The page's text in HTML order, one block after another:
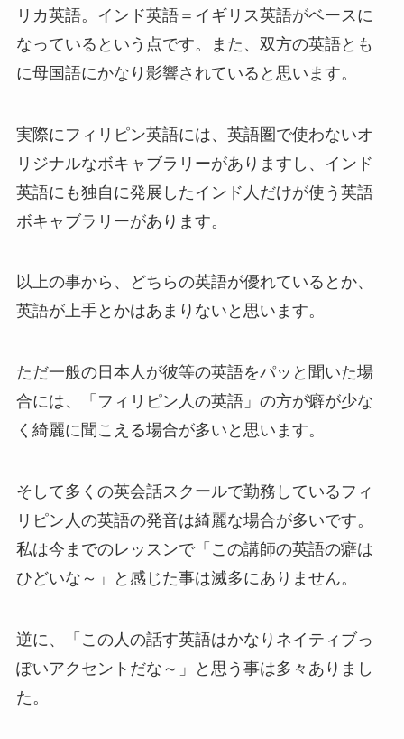
リカ英語。インド英語＝イギリス英語がベースに
なっているという点です。また、双方の英語とも
に母国語にかなり影響されていると思います。
実際にフィリピン英語には、英語圏で使わないオ
リジナルなボキャブラリーがありますし、インド
英語にも独自に発展したインド人だけが使う英語
ボキャブラリーがあります。
以上の事から、どちらの英語が優れているとか、
英語が上手とかはあまりないと思います。
ただ一般の日本人が彼等の英語をパッと聞いた場
合には、「フィリピン人の英語」の方が癖が少な
く綺麗に聞こえる場合が多いと思います。
そして多くの英会話スクールで勤務しているフィ
リピン人の英語の発音は綺麗な場合が多いです。
私は今までのレッスンで「この講師の英語の癖は
ひどいな～」と感じた事は滅多にありません。
逆に、「この人の話す英語はかなりネイティブっ
ぽいアクセントだな～」と思う事は多々ありまし
た。